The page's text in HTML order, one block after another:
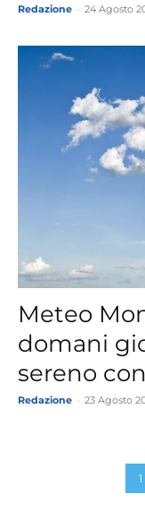
Redazione 24 Agosto
Meteo
domani
sereno
Redazione 23 Agosto
1